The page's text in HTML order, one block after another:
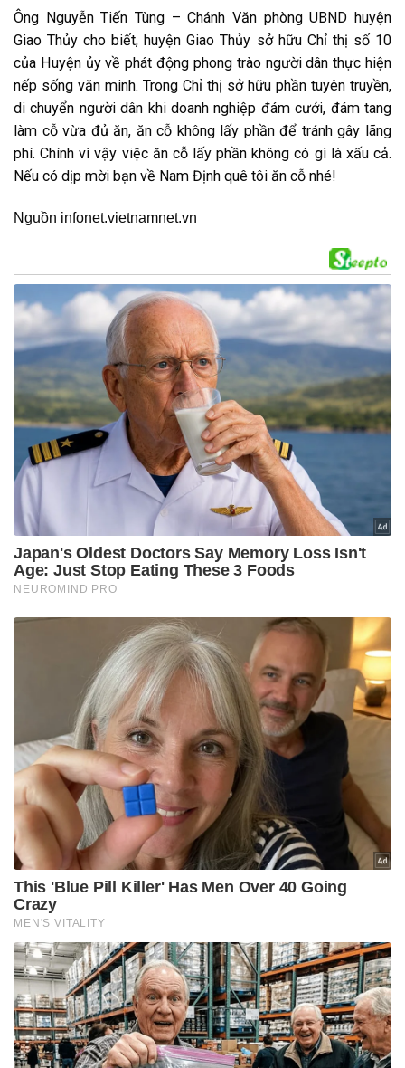
Ông Nguyễn Tiến Tùng – Chánh Văn phòng UBND huyện
Giao Thủy cho biết, huyện Giao Thủy sở hữuChỉ thị số 10
của Huyện ủy vềphát động phong trào người dânthực hiện
nếp sống văn minh. Trong Chỉ thị sở hữu phần tuyên truyền,
di chuyển người dân khi doanh nghiệp đám cưới, đám tang
làm cỗ vừa đủ ăn, ăn cỗ khônglấy phần để tránhgây lãng
phí. Chính vì vậy việc ăn cỗ lấy phần không có gì là xấu cả.
Nếu có dịp mời bạn về Nam Định quê tôi ăn cỗ nhé!
Nguồn infonet.vietnamnet.vn